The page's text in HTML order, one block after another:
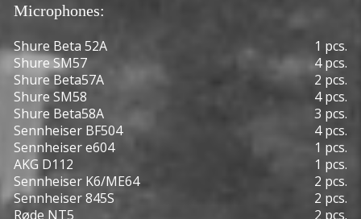
Microphones:
Shure Beta 52A
1 pcs.
Shure SM57
4 pcs.
Shure Beta57A
2 pcs.
Shure SM58
4 pcs.
Shure Beta58A
3 pcs.
Sennheiser BF504
4 pcs.
Sennheiser e604
1 pcs.
AKG D112
1 pcs.
Sennheiser K6/ME64
2 pcs.
Sennheiser 845S
2 pcs.
Røde NT5
2 pcs.